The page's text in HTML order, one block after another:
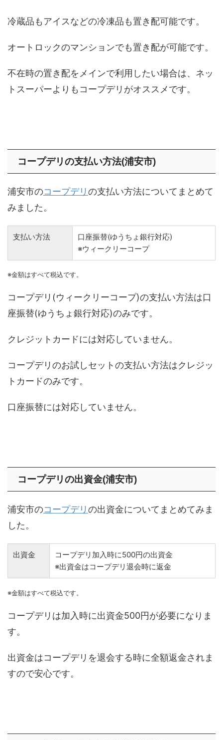
冷蔵品もアイスなどの冷凍品も置き配可能です。
オートロックのマンションでも置き配が可能です。
不在時の置き配をメインで利用したい場合は、ネッ
トスーパーよりもコープデリがオススメです。
コープデリの支払い方法(浦安市)
浦安市のコープデリの支払い方法についてまとめて
みました。
支払い方法
口座振替(ゆうちょ銀行対応)
※ウィークリーコープ
※金額はすべて税込です。
コープデリ(ウィークリーコープ)の支払い方法は口
座振替(ゆうちょ銀行対応)のみです。
クレジットカードには対応していません。
コープデリのお試しセットの支払い方法はクレジッ
トカードのみです。
口座振替には対応していません。
コープデリの出資金(浦安市)
浦安市のコープデリの出資金についてまとめてみま
した。
出資金
コープデリ加入時に500円の出資金
※出資金はコープデリ退会時に返金
※金額はすべて税込です。
コープデリは加入時に出資金500円が必要になりま
す。
出資金はコープデリを退会する時に全額返金されま
すので安心です。